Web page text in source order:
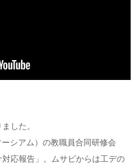
した。
シアム）の教職員合同研修会
応報告」。ムサビからは工デの